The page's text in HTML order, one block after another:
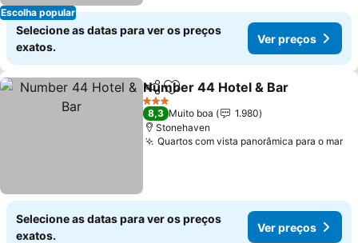
Escolha popular
Selecione as datas para ver os preços
exatos.
Ver preços
PartilharAdicionar aos favoritos
Number 44 Hotel & Bar
3 Estrelas
8,3 Muito boa
1.980
Stonehaven
Quartos com vista panorâmica para o mar
Selecione as datas para ver os preços
exatos.
Ver preços